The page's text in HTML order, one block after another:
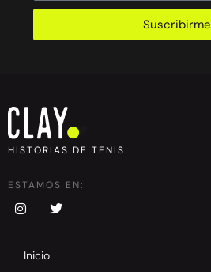
Suscribirme
HISTORIAS DE TENIS
ESTAMOS EN:
Inicio